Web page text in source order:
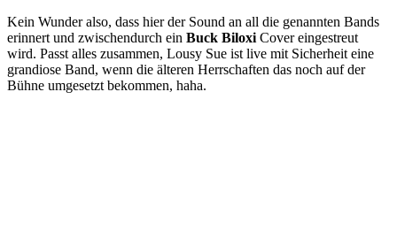
Kein Wunder also, dass hier der Sound an all die genannten Bands
erinnert und zwischendurch ein Buck Biloxi Cover eingestreut
wird. Passt alles zusammen, Lousy Sue ist live mit Sicherheit eine
grandiose Band, wenn die älteren Herrschaften das noch auf der
Bühne umgesetzt bekommen, haha.